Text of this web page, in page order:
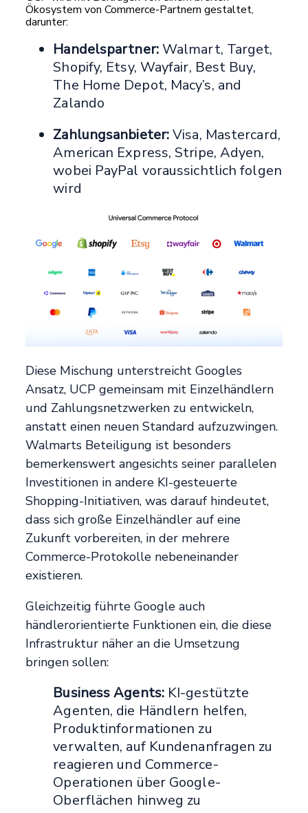
Ökosystem von Commerce-Partnern gestaltet,
darunter:
Handelspartner:Walmart, Target,
Shopify, Etsy, Wayfair, Best Buy,
The Home Depot, Macy’s, and
Zalando
Zahlungsanbieter:Visa, Mastercard,
American Express, Stripe, Adyen,
wobei PayPal voraussichtlich folgen
wird
Diese Mischung unterstreicht Googles
Ansatz, UCP gemeinsam mit Einzelhändlern
und Zahlungsnetzwerken zu entwickeln,
anstatt einen neuen Standard aufzuzwingen.
Walmarts Beteiligung ist besonders
bemerkenswert angesichts seiner parallelen
Investitionen in andere KI-gesteuerte
Shopping-Initiativen, was darauf hindeutet,
dass sich große Einzelhändler auf eine
Zukunft vorbereiten, in der mehrere
Commerce-Protokolle nebeneinander
existieren.
Gleichzeitig führte Google auch
händlerorientierte Funktionen ein, die diese
Infrastruktur näher an die Umsetzung
bringen sollen:
Business Agents:KI-gestützte
Agenten, die Händlern helfen,
Produktinformationen zu
verwalten, auf Kundenanfragen zu
reagieren und Commerce-
Operationen über Google-
Oberflächen hinweg zu